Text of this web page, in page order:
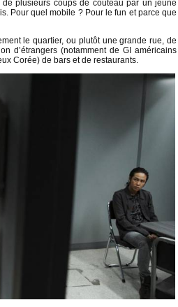
plusieurs coups de couteau par un jeune
Pour quel mobile ? Pour le fun et parce que
le quartier, ou plutôt une grande rue, de
d’étrangers (notamment de GI américains
Corée) de bars et de restaurants.